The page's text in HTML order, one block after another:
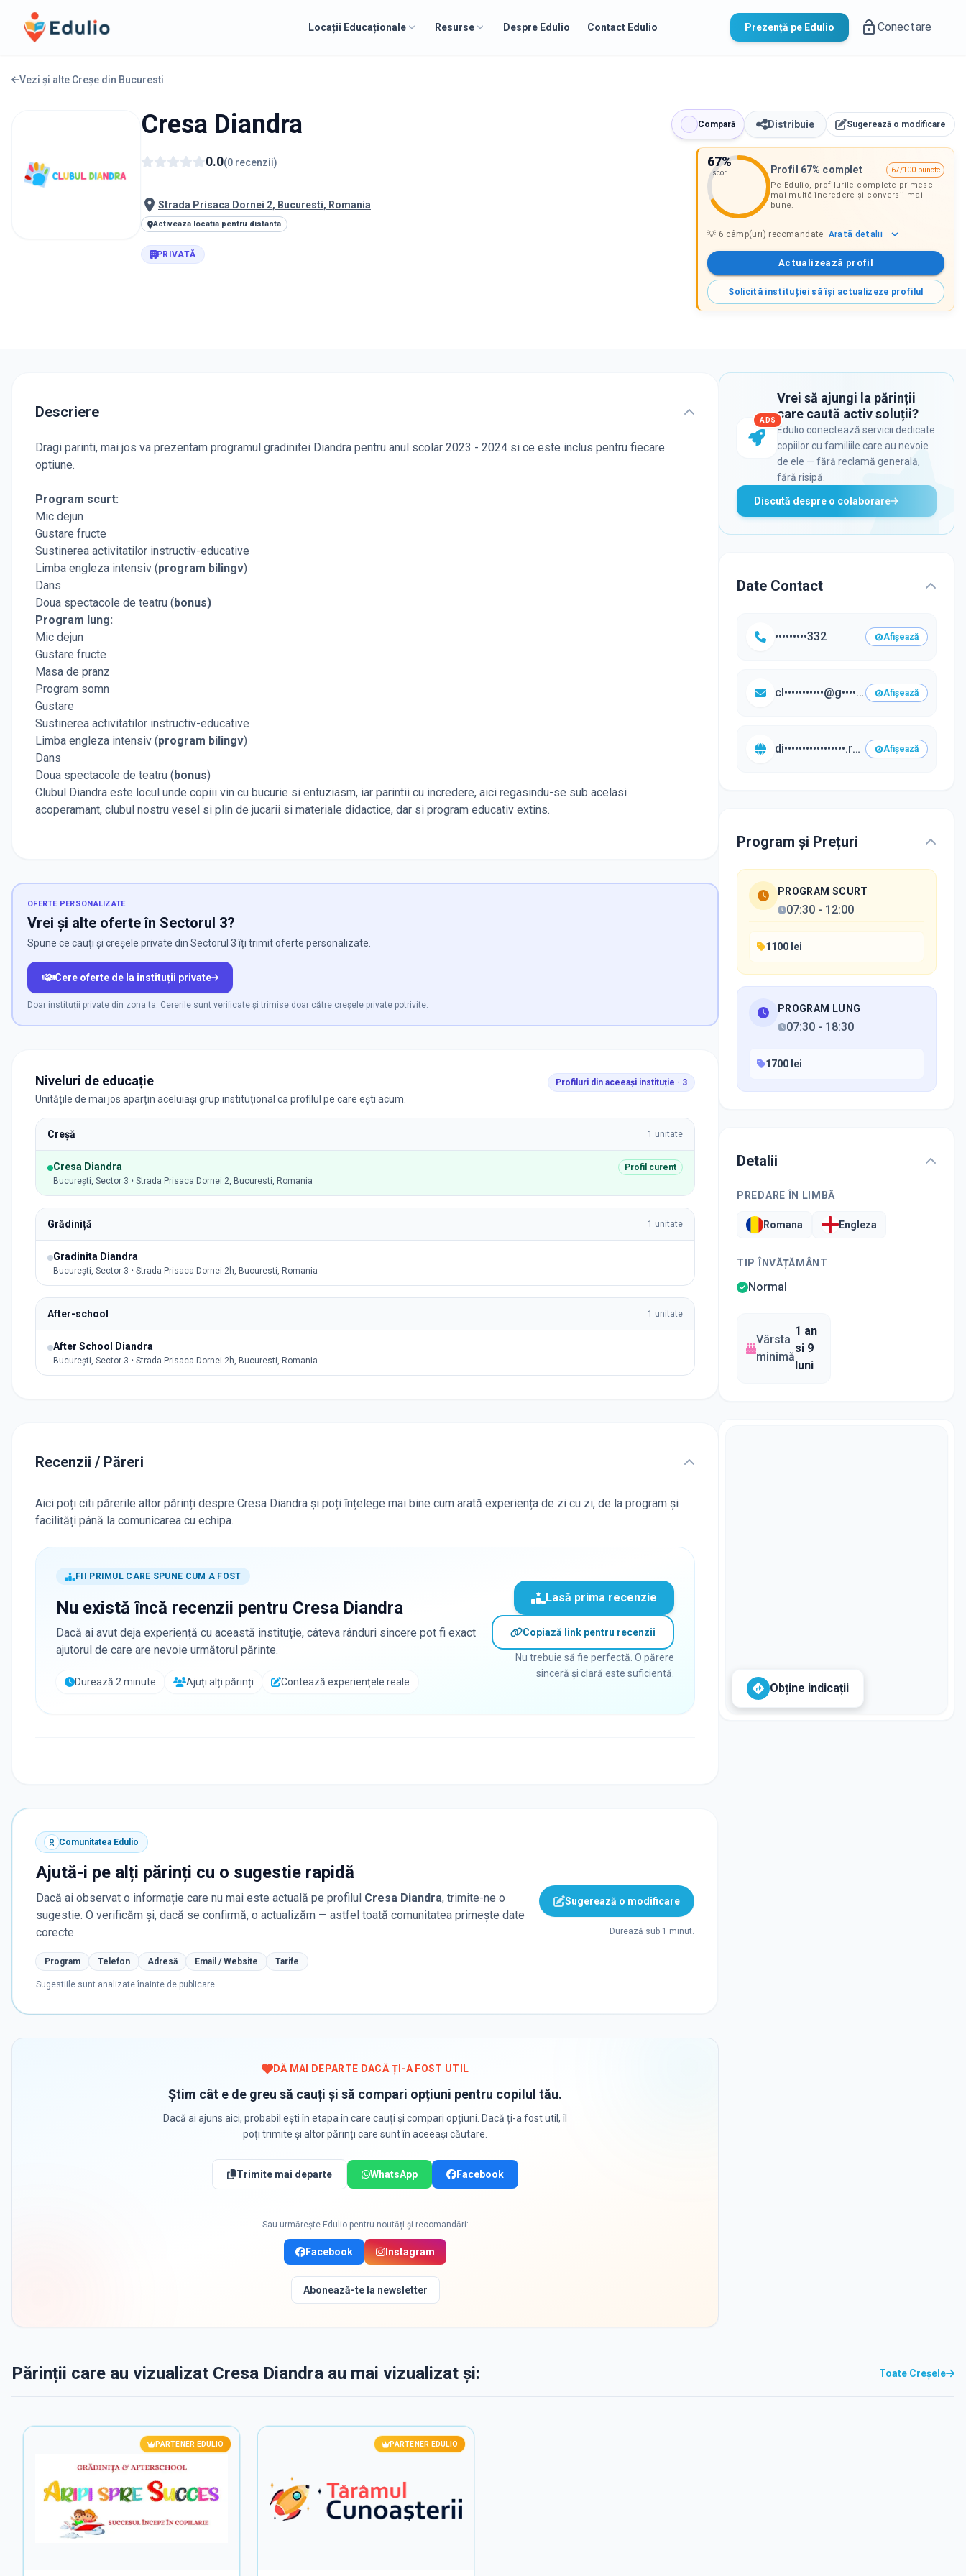
Edulio
Locații Educaționale Resurse Despre Edulio Contact Edulio Prezență pe Edulio Conectare
Vezi și alte Creșe din Bucuresti
Cresa Diandra Compară Distribuie Sugerează o modificare
0.0(0 recenzii)
Strada Prisaca Dornei 2, Bucuresti, Romania
Activeaza locatia pentru distanta
PRIVATĂ
67%
scor Profil 67% complet
67/100 puncte
Pe Edulio, profilurile complete primesc
mai multă încredere și conversii mai
bune.
💡 6 câmp(uri) recomandate Arată detalii
Actualizează profil
Solicită instituției să își actualizeze profilul
Descriere
Dragi parinti, mai jos va prezentam programul gradinitei Diandra pentru anul scolar 2023 - 2024 si ce este inclus pentru fiecare
optiune.
Program scurt:
Mic dejun
Gustare fructe
Sustinerea activitatilor instructiv-educative
Limba engleza intensiv (program bilingv)
Dans
Doua spectacole de teatru ( bonus)
Program lung:
Mic dejun
Gustare fructe
Masa de pranz
Program somn
Gustare
Sustinerea activitatilor instructiv-educative
Limba engleza intensiv (program bilingv)
Dans
Doua spectacole de teatru ( bonus)
Clubul Diandra este locul unde copiii vin cu bucurie si entuziasm, iar parintii cu incredere, aici regasindu-se sub acelasi
acoperamant, clubul nostru vesel si plin de jucarii si materiale didactice, dar si program educativ extins.
OFERTE PERSONALIZATE
Vrei și alte oferte în Sectorul 3?
Spune ce cauți și creșele private din Sectorul 3 îți trimit oferte personalizate.
Cere oferte de la instituții private
Doar instituții private din zona ta. Cererile sunt verificate și trimise doar către creșele private potrivite.
Niveluri de educație
Unitățile de mai jos aparțin aceluiași grup instituțional ca profilul pe care ești acum.
Profiluri din aceeași instituție · 3
Creșă 1 unitate
Cresa Diandra
București, Sector 3 • Strada Prisaca Dornei 2, Bucuresti, Romania
Profil curent
Grădiniță 1 unitate
Gradinita Diandra
București, Sector 3 • Strada Prisaca Dornei 2h, Bucuresti, Romania
After-school 1 unitate
After School Diandra
București, Sector 3 • Strada Prisaca Dornei 2h, Bucuresti, Romania
Recenzii / Păreri
Aici poți citi părerile altor părinți despre Cresa Diandra și poți înțelege mai bine cum arată experiența de zi cu zi, de la program și
facilități până la comunicarea cu echipa.
FII PRIMUL CARE SPUNE CUM A FOST
Nu există încă recenzii pentru Cresa Diandra
Dacă ai avut deja experiență cu această instituție, câteva rânduri sincere pot fi exact
ajutorul de care are nevoie următorul părinte.
Durează 2 minute Ajuți alți părinți Contează experiențele reale
Lasă prima recenzie
Copiază link pentru recenzii
Nu trebuie să fie perfectă. O părere
sinceră și clară este suficientă.
Comunitatea Edulio
Ajută-i pe alți părinți cu o sugestie rapidă
Dacă ai observat o informație care nu mai este actuală pe profilul Cresa Diandra, trimite-ne o
sugestie. O verificăm și, dacă se confirmă, o actualizăm — astfel toată comunitatea primește date
corecte.
Program Telefon Adresă Email / Website Tarife
Sugestiile sunt analizate înainte de publicare.
Sugerează o modificare
Durează sub 1 minut.
DĂ MAI DEPARTE DACĂ ȚI-A FOST UTIL
Știm cât e de greu să cauți și să compari opțiuni pentru copilul tău.
Dacă ai ajuns aici, probabil ești în etapa în care cauți și compari opțiuni. Dacă ți-a fost util, îl
poți trimite și altor părinți care sunt în aceeași căutare.
Trimite mai departe WhatsApp Facebook
Sau urmărește Edulio pentru noutăți și recomandări:
Facebook Instagram
Abonează-te la newsletter
ADS
Vrei să ajungi la părinții
care caută activ soluții?
Edulio conectează servicii dedicate
copiilor cu familiile care au nevoie
de ele — fără reclamă generală,
fără risipă.
Discută despre o colaborare
Date Contact
•••••••••332 Afișează
cl•••••••••••@g••••.comAfișează
di•••••••••••••••••.ro/••• Afișează
Program și Prețuri
PROGRAM SCURT
07:30 - 12:00
1100 lei
PROGRAM LUNG
07:30 - 18:30
1700 lei
Detalii
PREDARE ÎN LIMBĂ
Romana Engleza
TIP ÎNVĂȚĂMÂNT
Normal
Vârsta
minimă
1 an
si 9
luni
Obține indicații
Părinții care au vizualizat Cresa Diandra au mai vizualizat și: Toate Creșele
PARTENER EDULIO PARTENER EDULIO